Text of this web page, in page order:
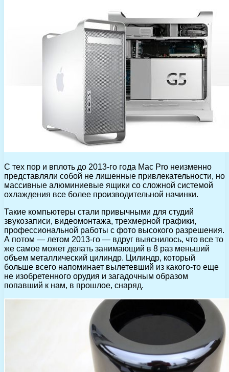
С тех пор и вплоть до 2013-го года Mac Pro неизменно
представляли собой не лишенные привлекательности, но
массивные алюминиевые ящики со сложной системой
охлаждения все более производительной начинки.
Такие компьютеры стали привычными для студий
звукозаписи, видеомонтажа, трехмерной графики,
профессиональной работы с фото высокого разрешения.
А потом — летом 2013-го — вдруг выяснилось, что все то
же самое может делать занимающий в 8 раз меньший
объем металлический цилиндр. Цилиндр, который
больше всего напоминает вылетевший из какого-то еще
не изобретенного орудия и загадочным образом
попавший к нам, в прошлое, снаряд.